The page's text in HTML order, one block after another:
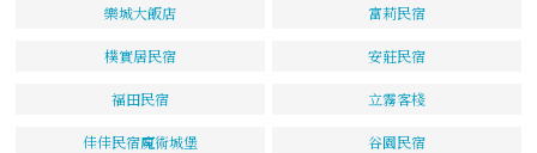
樂城大飯店 富莉民宿
樸實居民宿 安莊民宿
福田民宿 立霧客棧
佳佳民宿魔術城堡 谷園民宿